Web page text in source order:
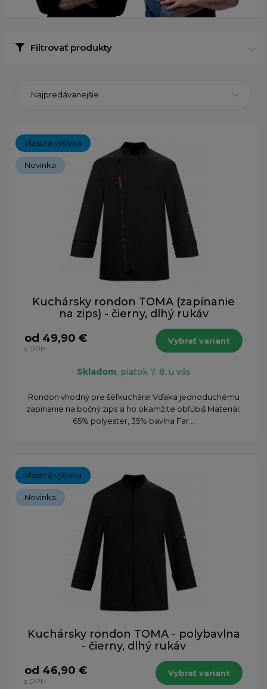
Filtrovať produkty
Najpredávanejšie
Vlastná výšivka
Novinka
Kuchársky rondon TOMA (zapínanie
na zips) - čierny, dlhý rukáv
od 49,90 €
s DPH
Vybrať variant
Skladom, piatok 7. 8. u vás
Rondon vhodný pre šéfkuchára! Vďaka jednoduchému
zapínanie na bočný zips si ho okamžite obľúbiš Materiál:
65% polyester, 35% bavlna Far...
Vlastná výšivka
Novinka
Kuchársky rondon TOMA - polybavlna
- čierny, dlhý rukáv
od 46,90 €
s DPH
Vybrať variant